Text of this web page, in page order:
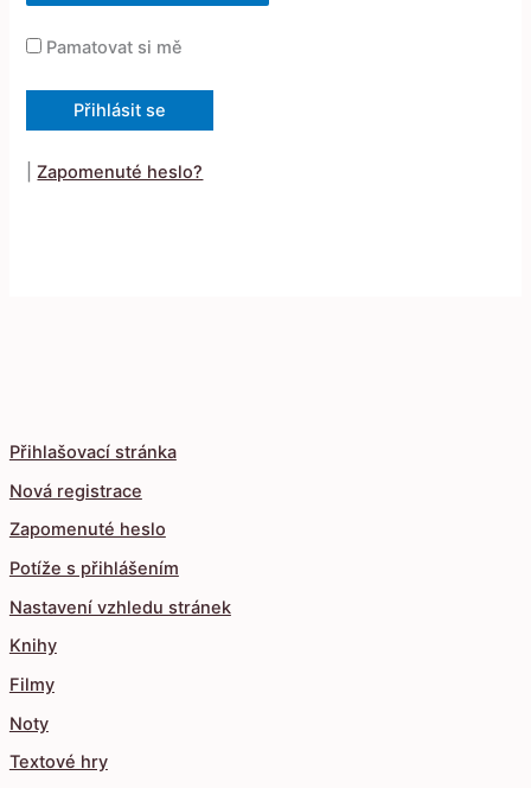
Přihlašovací stránka
Nová registrace
Zapomenuté heslo
Potíže s přihlášením
Nastavení vzhledu stránek
Knihy
Filmy
Noty
Textové hry
Pamatovat si mě
|Zapomenuté heslo?